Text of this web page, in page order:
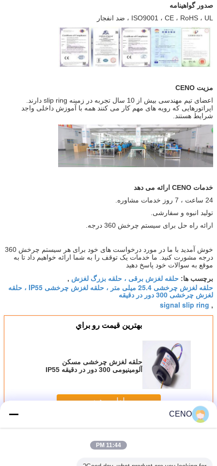
صدور گواهینامه
ISO9001 ، CE ، RoHS ، UL ، ضد انفجار
مزیت CENO
اعضای تیم مهندسی بیش از 10 سال تجربه در زمینه slip ring دارند.
اپراتورهایی که رویه های مهم کار می کنند همه با آموزش داخلی واجد
شرایط هستند.
خدمات CENO ارائه می دهد
24 ساعت ، 7 روز خدمات مشاوره.
تولید انبوه و سفارشی.
ارائه راه حل برای سیستم چرخش 360 درجه.
خوش آمدید با ما در مورد درخواست های خود برای هر سیستم چرخش 360
درجه مشورت کنید. ما خدمات یک توقف را به شما ارائه خواهیم داد تا به
موقع به سوالات خود پاسخ دهید
برچسب ها: حلقه لغزش برقی ، حلقه بزرگ لغزش ,
حلقه لغزش چرخشی 25.4 میلی متر ، حلقه لغزش چرخشی IP55 ، حلقه
لغزش چرخشی 300 دور در دقیقه
,
signal slip ring
بهترين قيمت رو براي
حلقه لغزش چرخشی مسکن
آلومینیومی 300 دور در دقیقه IP55
ادامه هید
بیشحلقه ضد لغزش
CENO
11:44 PM